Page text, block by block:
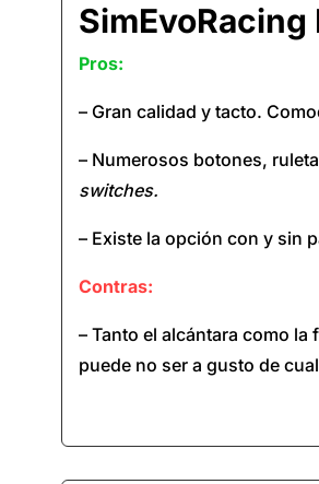
SimEvoRacing
Pros:
– Gran calidad y tacto.
– Numerosos botones,
switches.
– Existe la opción con y sin
Contras:
– Tanto el alcántara como la
puede no ser a gusto de